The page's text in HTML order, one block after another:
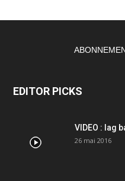
EDITOR PICKS
VIDEO : lag
26 mai 2016